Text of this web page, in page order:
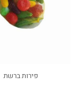
פירות ברשת